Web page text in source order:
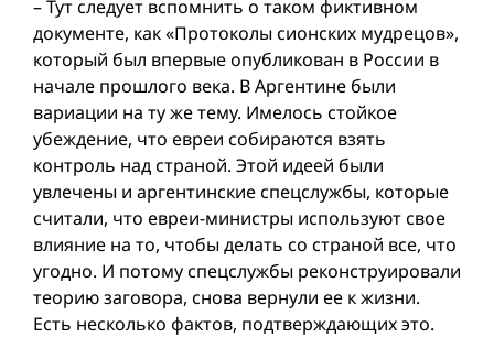
– Тут следует вспомнить о таком фиктивном
документе, как «Протоколы сионских мудрецов»,
который был впервые опубликован в России в
начале прошлого века. В Аргентине были
вариации на ту же тему. Имелось стойкое
убеждение, что евреи собираются взять
контроль над страной. Этой идеей были
увлечены и аргентинские спецслужбы, которые
считали, что евреи-министры используют свое
влияние на то, чтобы делать со страной все, что
угодно. И потому спецслужбы реконструировали
теорию заговора, снова вернули ее к жизни.
Есть несколько фактов, подтверждающих это.